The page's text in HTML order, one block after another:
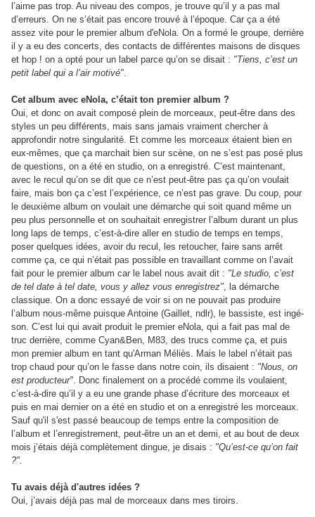
l’aime pas trop. Au niveau des compos, je trouve qu’il y a pas mal
d’erreurs. On ne s’était pas encore trouvé à l’époque. Car ça a été
assez vite pour le premier album d'eNola. On a formé le groupe, derrière
il y a eu des concerts, des contacts de différentes maisons de disques
et hop ! on a opté pour un label parce qu’on se disait : "Tiens, c’est un
petit label qui a l’air motivé".
Cet album avec eNola, c’était ton premier album ?
Oui, et donc on avait composé plein de morceaux, peut-être dans des
styles un peu différents, mais sans jamais vraiment chercher à
approfondir notre singularité. Et comme les morceaux étaient bien en
eux-mêmes, que ça marchait bien sur scène, on ne s’est pas posé plus
de questions, on a été en studio, on a enregistré. C’est maintenant,
avec le recul qu’on se dit que ce n’est peut-être pas ça qu’on voulait
faire, mais bon ça c’est l’expérience, ce n’est pas grave. Du coup, pour
le deuxième album on voulait une démarche qui soit quand même un
peu plus personnelle et on souhaitait enregistrer l’album durant un plus
long laps de temps, c’est-à-dire aller en studio de temps en temps,
poser quelques idées, avoir du recul, les retoucher, faire sans arrêt
comme ça, ce qui n’était pas possible en travaillant comme on l’avait
fait pour le premier album car le label nous avait dit : "Le studio, c’est
de tel date à tel date, vous y allez vous enregistrez", la démarche
classique. On a donc essayé de voir si on ne pouvait pas produire
l’album nous-même puisque Antoine (Gaillet, ndlr), le bassiste, est ingé-
son. C’est lui qui avait produit le premier eNola, qui a fait pas mal de
truc derrière, comme Cyan&Ben, M83, des trucs comme ça, et puis
mon premier album en tant qu'Arman Méliès. Mais le label n’était pas
trop chaud pour qu’on le fasse dans notre coin, ils disaient : "Nous, on
est producteur". Donc finalement on a procédé comme ils voulaient,
c’est-à-dire qu’il y a eu une grande phase d’écriture des morceaux et
puis en mai dernier on a été en studio et on a enregistré les morceaux.
Sauf qu'il s'est passé beaucoup de temps entre la composition de
l’album et l’enregistrement, peut-être un an et demi, et au bout de deux
mois j’étais déjà complètement dingue, je disais : "Qu’est-ce qu’on fait
?".
Tu avais déjà d'autres idées ?
Oui, j’avais déjà pas mal de morceaux dans mes tiroirs.